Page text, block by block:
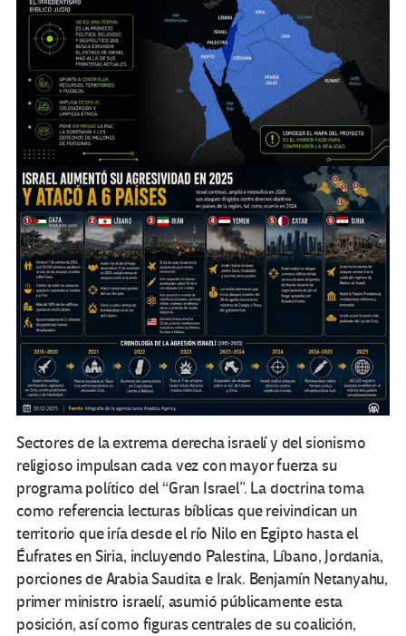
Sectores de la extrema derecha israelí y del sionismo
religioso impulsan cada vez con mayor fuerza su
programa político del “Gran Israel”. La doctrina toma
como referencia lecturas bíblicas que reivindican un
territorio que iría desde el río Nilo en Egipto hasta el
Éufrates en Siria, incluyendo Palestina, Líbano, Jordania,
porciones de Arabia Saudita e Irak. Benjamín Netanyahu,
primer ministro israelí, asumió públicamente esta
posición, así como figuras centrales de su coalición,